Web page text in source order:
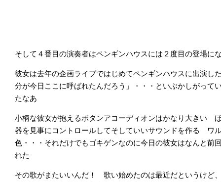
そして４番目の演奏者はペンギンハウスには２度目の登場
彼女は去年の企画ライブではじめてペンギンハウスに出演し
分が今日ここに呼ばれたんだろう」・・・といぶかしがっ
たなあ
小柄な彼女が抱えるボタンアコーディオンはかなり大きい
器を見事にコントロールしてそしていいサウンドを作る ワ
色・・・それだけでもゴキゲンなのに今日の彼女はなんと前
れた
その歌がまたいいんだ！ 歌い始めたのは最近だというけど